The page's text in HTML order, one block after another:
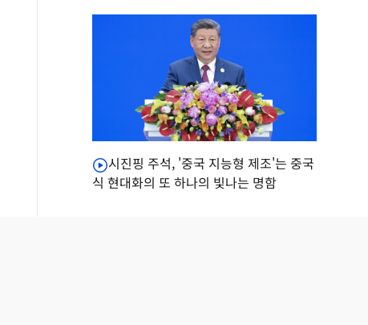
시진핑 주석, '중국 지능형 제조'는 중국
식 현대화의 또 하나의 빛나는 명함